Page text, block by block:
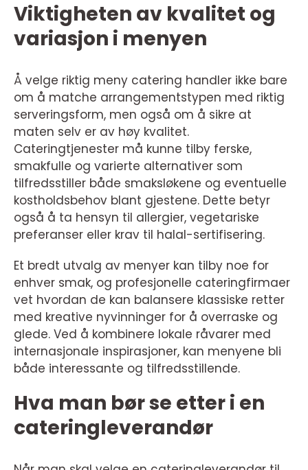
Viktigheten av kvalitet og
variasjon i menyen
Å velge riktig meny catering handler ikke bare
om å matche arrangementstypen med riktig
serveringsform, men også om å sikre at
maten selv er av høy kvalitet.
Cateringtjenester må kunne tilby ferske,
smakfulle og varierte alternativer som
tilfredsstiller både smaksløkene og eventuelle
kostholdsbehov blant gjestene. Dette betyr
også å ta hensyn til allergier, vegetariske
preferanser eller krav til halal-sertifisering.
Et bredt utvalg av menyer kan tilby noe for
enhver smak, og profesjonelle cateringfirmaer
vet hvordan de kan balansere klassiske retter
med kreative nyvinninger for å overraske og
glede. Ved å kombinere lokale råvarer med
internasjonale inspirasjoner, kan menyene bli
både interessante og tilfredsstillende.
Hva man bør se etter i en
cateringleverandør